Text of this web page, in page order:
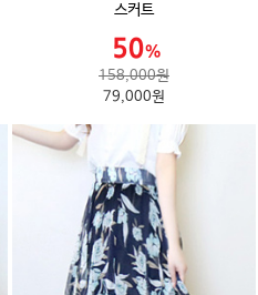
스커트
158,000원
79,000원